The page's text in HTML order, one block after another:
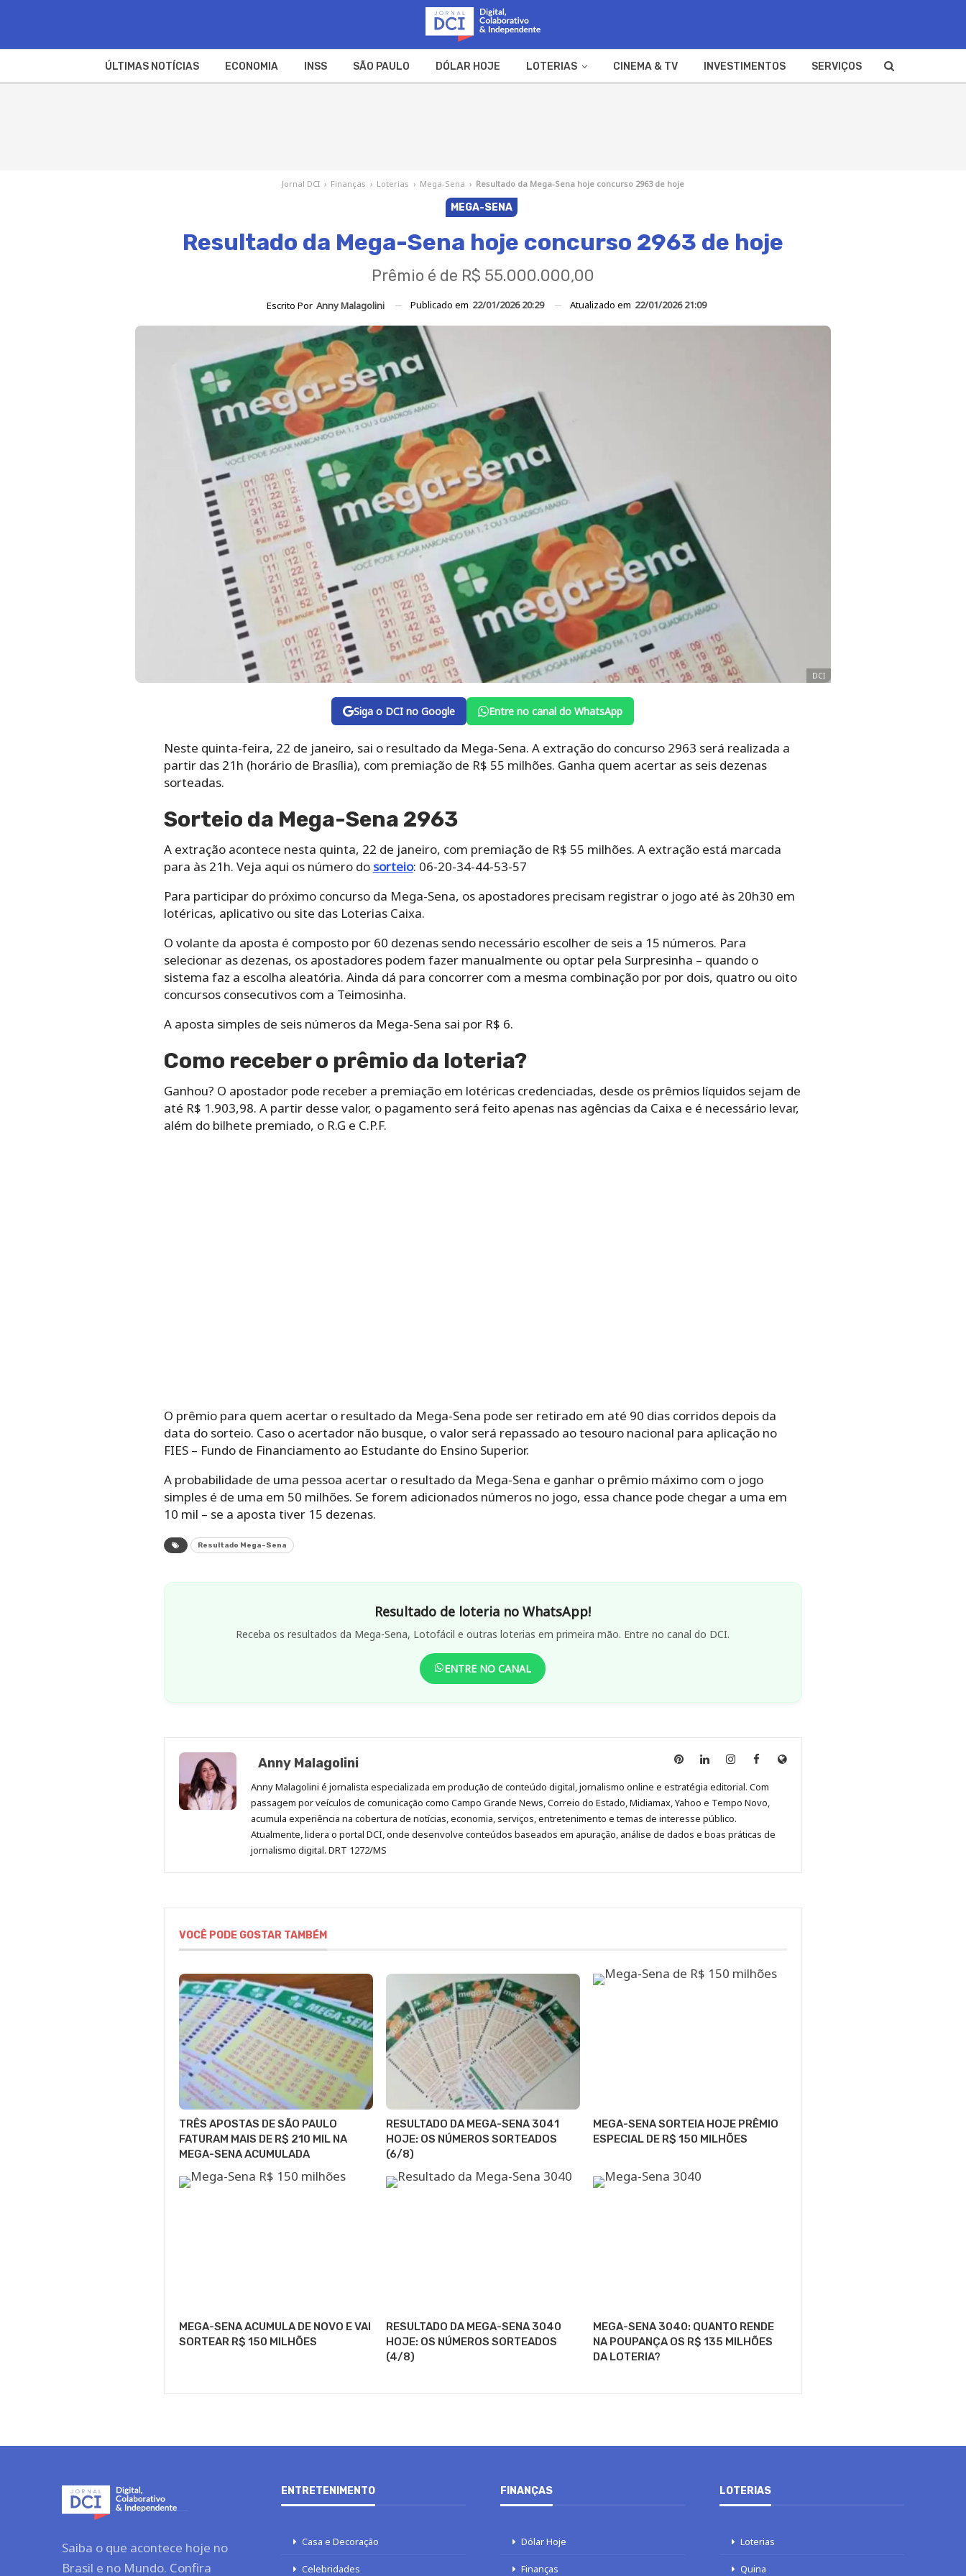
ÚLTIMAS NOTÍCIAS ECONOMIA INSS SÃO PAULO DÓLAR HOJE LOTERIAS CINEMA & TV INVESTIMENTOS SERVIÇOS
Jornal DCI › Finanças › Loterias › Mega-Sena › Resultado da Mega-Sena hoje concurso 2963 de hoje
MEGA-SENA
Resultado da Mega-Sena hoje concurso 2963 de hoje
Prêmio é de R$ 55.000.000,00
Escrito Por Anny Malagolini Publicado em 22/01/2026 20:29 Atualizado em 22/01/2026 21:09
DCI
Siga o DCI no Google Entre no canal do WhatsApp
Neste quinta-feira, 22 de janeiro, sai o resultado da Mega-Sena. A extração do concurso 2963 será realizada a
partir das 21h (horário de Brasília), com premiação de R$ 55 milhões. Ganha quem acertar as seis dezenas
sorteadas.
Sorteio da Mega-Sena 2963
A extração acontece nesta quinta, 22 de janeiro, com premiação de R$ 55 milhões. A extração está marcada
para às 21h. Veja aqui os número do sorteio: 06-20-34-44-53-57
Para participar do próximo concurso da Mega-Sena, os apostadores precisam registrar o jogo até às 20h30 em
lotéricas, aplicativo ou site das Loterias Caixa.
O volante da aposta é composto por 60 dezenas sendo necessário escolher de seis a 15 números. Para
selecionar as dezenas, os apostadores podem fazer manualmente ou optar pela Surpresinha – quando o
sistema faz a escolha aleatória. Ainda dá para concorrer com a mesma combinação por por dois, quatro ou oito
concursos consecutivos com a Teimosinha.
A aposta simples de seis números da Mega-Sena sai por R$ 6.
Como receber o prêmio da loteria?
Ganhou? O apostador pode receber a premiação em lotéricas credenciadas, desde os prêmios líquidos sejam de
até R$ 1.903,98. A partir desse valor, o pagamento será feito apenas nas agências da Caixa e é necessário levar,
além do bilhete premiado, o R.G e C.P.F.
O prêmio para quem acertar o resultado da Mega-Sena pode ser retirado em até 90 dias corridos depois da
data do sorteio. Caso o acertador não busque, o valor será repassado ao tesouro nacional para aplicação no
FIES – Fundo de Financiamento ao Estudante do Ensino Superior.
A probabilidade de uma pessoa acertar o resultado da Mega-Sena e ganhar o prêmio máximo com o jogo
simples é de uma em 50 milhões. Se forem adicionados números no jogo, essa chance pode chegar a uma em
10 mil – se a aposta tiver 15 dezenas.
Resultado Mega-Sena
Resultado de loteria no WhatsApp!
Receba os resultados da Mega-Sena, Lotofácil e outras loterias em primeira mão. Entre no canal do DCI.
ENTRE NO CANAL
Anny Malagolini
Anny
no
Pinterest
Anny
no
LinkedIn
Anny
no
Instagram
Anny
no
Facebook
Site
Anny Malagolini é jornalista especializada em produção de conteúdo digital, jornalismo online e estratégia editorial. Com
passagem por veículos de comunicação como Campo Grande News, Correio do Estado, Midiamax, Yahoo e Tempo Novo,
acumula experiência na cobertura de notícias, economia, serviços, entretenimento e temas de interesse público.
Atualmente, lidera o portal DCI, onde desenvolve conteúdos baseados em apuração, análise de dados e boas práticas de
jornalismo digital. DRT 1272/MS
VOCÊ PODE GOSTAR TAMBÉM
TRÊS APOSTAS DE SÃO PAULO
FATURAM MAIS DE R$ 210 MIL NA
MEGA-SENA ACUMULADA
RESULTADO DA MEGA-SENA 3041
HOJE: OS NÚMEROS SORTEADOS
(6/8)
MEGA-SENA SORTEIA HOJE PRÊMIO
ESPECIAL DE R$ 150 MILHÕES
MEGA-SENA ACUMULA DE NOVO E VAI
SORTEAR R$ 150 MILHÕES
RESULTADO DA MEGA-SENA 3040
HOJE: OS NÚMEROS SORTEADOS
(4/8)
MEGA-SENA 3040: QUANTO RENDE
NA POUPANÇA OS R$ 135 MILHÕES
DA LOTERIA?
Saiba o que acontece hoje no
Brasil e no Mundo. Confira
ENTRETENIMENTO
Casa e Decoração
Celebridades
FINANÇAS
Dólar Hoje
Finanças
LOTERIAS
Loterias
Quina